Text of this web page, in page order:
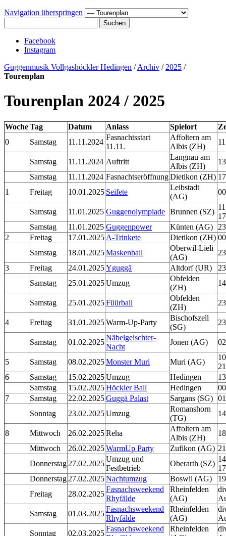
Navigation überspringen
Suchen
Facebook
Instagram
Guggenmusik Vollgashöckler Hedingen /Archiv / 2025 /
Tourenplan
Tourenplan 2024 / 2025
WocheTag Datum Anlass Spielort
0
Samstag 11.11.2024
Fasnachtsstart
11.11.
Affoltern am
Albis (ZH)
Samstag 11.11.2024 Auftritt
Langnau am
Albis (ZH)
Samstag
11.11.2024 FasnachtseröffnungDietikon (ZH)
1
Freitag 10.01.2025 Seifete
Leibstadt
(AG)
Samstag 11.01.2025 Guggenolympiade Brunnen (SZ)
Samstag
11.01.2025 Guggenpower Künten (AG)
2
Freitag 17.01.2025 A-Trinkete Dietikon (ZH)
Samstag
18.01.2025Maskenball
Oberwil-Lieli
(AG)
3
Freitag 24.01.2025Yguggä Altdorf (UR)
Samstag
25.01.2025Umzug
Obfelden
(ZH)
Samstag 25.01.2025Füürball
Obfelden
(ZH)
4 Freitag 31.01.2025Warm-Up-Party
Bischofszell
(SG)
Samstag 01.02.2025
Näbelgeischter-
Nacht
Jonen (AG)
5 Samstag 08.02.2025Monster Muri Muri (AG)
6
Samstag 15.02.2025Umzug Hedingen
Samstag
15.02.2025Höckler Ball Hedingen
7
Samstag 22.02.2025Guggä Palast Sargans (SG)
Sonntag
23.02.2025Umzug
Romanshorn
(TG)
8 Mittwoch 26.02.2025Reha
Affoltern am
Albis (ZH)
Mittwoch
26.02.2025WarmUp Party Zufikon (AG)
Donnerstag 27.02.2025
Umzug und
Festbetrieb
Oberarth (SZ)
Donnerstag 27.02.2025Nachtumzug Boswil (AG)
Freitag
28.02.2025
Fasnachsweekend
Rhyfälde
Rheinfelden
(AG)
Samstag
01.03.2025
Fasnachsweekend
Rhyfälde
Rheinfelden
(AG)
Sonntag
02.03.2025
Fasnachsweekend
Rheinfelden